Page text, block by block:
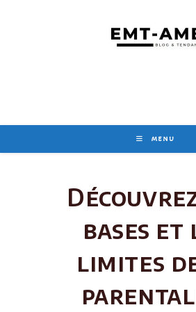
MENU
bases et
limites